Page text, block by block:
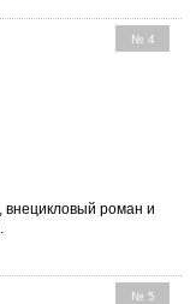
№ 4
, внецикловый роман и
№ 5